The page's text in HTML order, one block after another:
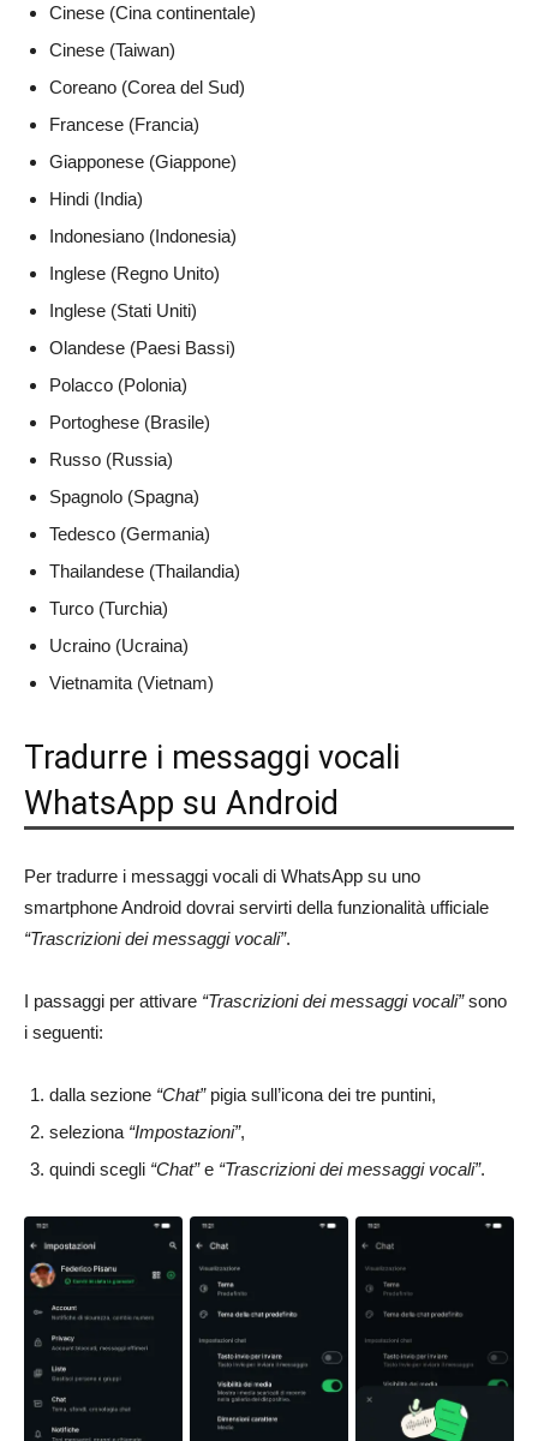
Cinese (Cina continentale)
Cinese (Taiwan)
Coreano (Corea del Sud)
Francese (Francia)
Giapponese (Giappone)
Hindi (India)
Indonesiano (Indonesia)
Inglese (Regno Unito)
Inglese (Stati Uniti)
Olandese (Paesi Bassi)
Polacco (Polonia)
Portoghese (Brasile)
Russo (Russia)
Spagnolo (Spagna)
Tedesco (Germania)
Thailandese (Thailandia)
Turco (Turchia)
Ucraino (Ucraina)
Vietnamita (Vietnam)
Tradurre i messaggi vocali
WhatsApp su Android
Per tradurre i messaggi vocali di WhatsApp su uno
smartphone Android dovrai servirti della funzionalità ufficiale
“Trascrizioni dei messaggi vocali”.
I passaggi per attivare “Trascrizioni dei messaggi vocali”sono
i seguenti:
dalla sezione “Chat”pigia sull’icona dei tre puntini,
seleziona “Impostazioni”,
quindi scegli “Chat”e “Trascrizioni dei messaggi vocali”.